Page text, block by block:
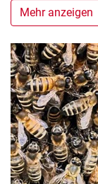
Mehr anzeigen